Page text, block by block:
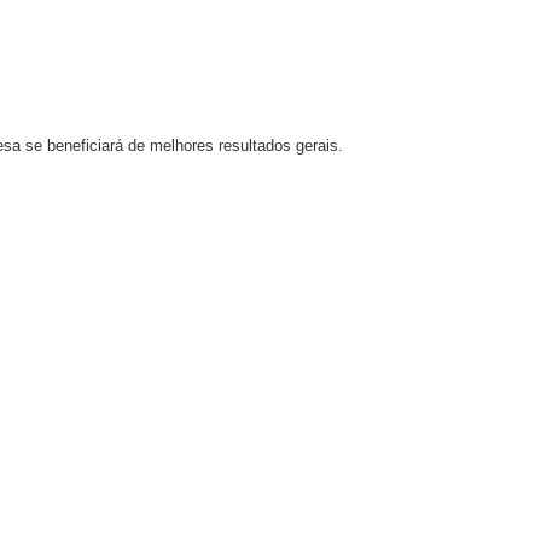
se beneficiará de melhores resultados gerais.